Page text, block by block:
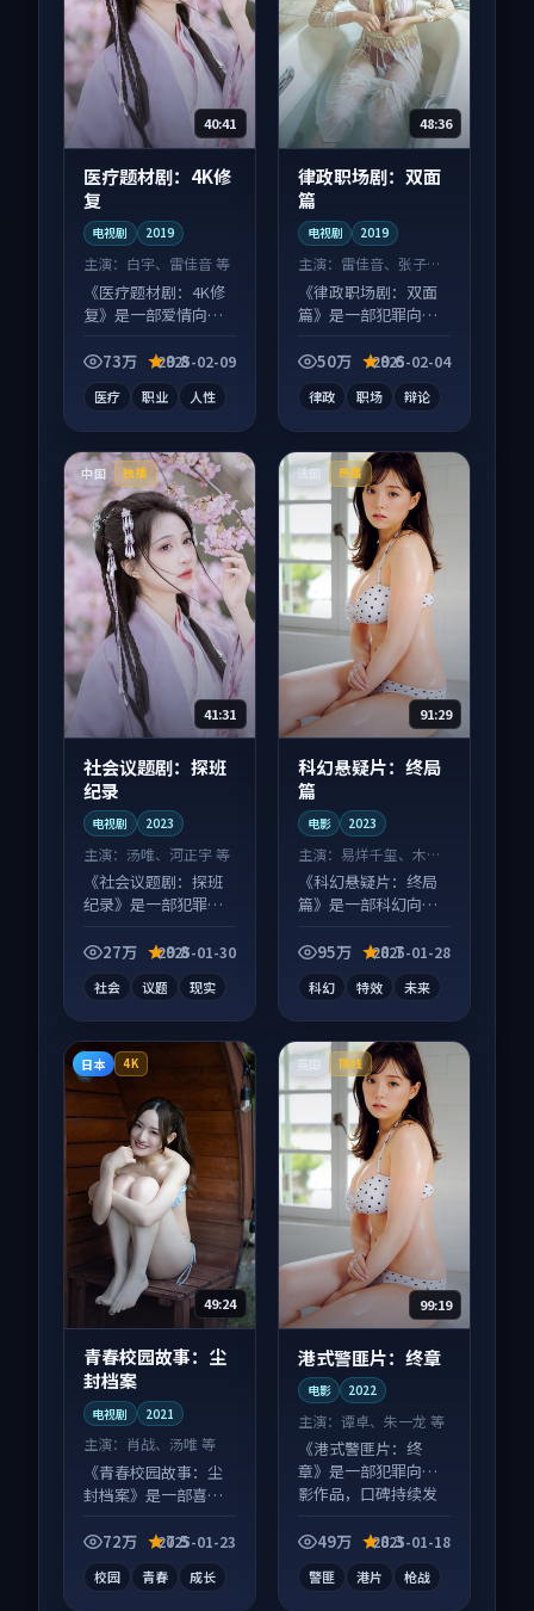
40:41
医疗题材剧：4K修
复
电视剧 2019
主演： 白宇、雷佳音 等
《医疗题材剧：4K修
复》是一部爱情向电
发酵，适合周末一口
73万 9.8
2025-02-09
医疗 职业 人性
48:36
律政职场剧：双面
篇
电视剧 2019
主演： 雷佳音、张子枫
等
《律政职场剧：双面
篇》是一部犯罪向电
发酵，适合周末一口
50万 9.6
2025-02-04
律政 职场 辩论
中国 独播
41:31
社会议题剧：探班
纪录
电视剧 2023
主演： 汤唯、河正宇 等
《社会议题剧：探班
纪录》是一部犯罪向
论度高，适合配弹幕
27万 9.8
2025-01-30
社会 议题 现实
法国 热播
91:29
科幻悬疑片：终局
篇
电影 2023
主演： 易烊千玺、木村
拓哉 等
《科幻悬疑片：终局
篇》是一部科幻向电
层推进，尾声常有情
95万 8.7
2025-01-28
科幻 特效 未来
日本 4K
49:24
青春校园故事：尘
封档案
电视剧 2021
主演： 肖战、汤唯 等
《青春校园故事：尘
封档案》是一部喜剧
叙事并行，细节值得
72万 7.5
2025-01-23
校园 青春 成长
英国 院线
99:19
港式警匪片：终章
电影 2022
主演：谭卓、朱一龙 等
《港式警匪片：终
章》是一部犯罪向电
影作品，口碑持续发
刷完。
49万 8.3
2025-01-18
警匪 港片 枪战